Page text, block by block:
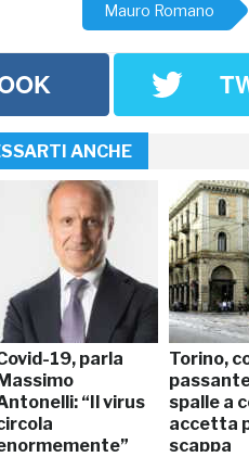
Mauro Romano
ANCHE
19, parla
“Il virus
Torino,
spalle a
accetta
scappa